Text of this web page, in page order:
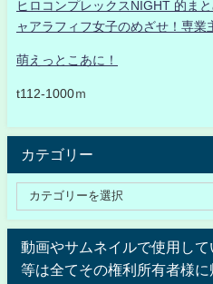
ヒロコンプレックスNIGHT 的ま
ャアラフィフ女子のめざせ！専業
萌えっとこあに！
t112-1000ｍ
カテゴリー
動画やサムネイルで使用し
等は全てその権利所有者様